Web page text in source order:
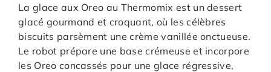
La glace aux Oreo au Thermomix est un dessert
glacé gourmand et croquant, où les célèbres
biscuits parsèment une crème vanillée onctueuse.
Le robot prépare une base crémeuse et incorpore
les Oreo concassés pour une glace régressive,